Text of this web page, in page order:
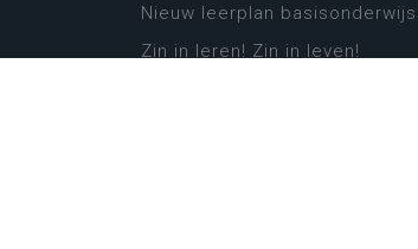
Nieuw leerplan basisonderwijs
Zin in leren! Zin in leven!